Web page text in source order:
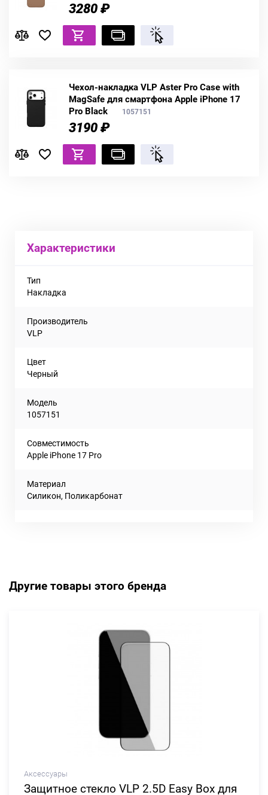
3280 ₽
Чехол-накладка VLP Aster Pro Case with
MagSafe для смартфона Apple iPhone 17
Pro Black
1057151
3190 ₽
Характеристики
Тип
Накладка
Производитель
VLP
Цвет
Черный
Модель
1057151
Совместимость
Apple iPhone 17 Pro
Материал
Силикон, Поликарбонат
Другие товары этого бренда
Аксессуары
Защитное стекло VLP 2.5D Easy Box для